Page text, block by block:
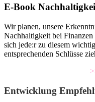
E-Book
Wir planen, unsere
Nachhaltigkeit bei
sich jede:r zu diesem
entsprechenden Schlüsse
Entwicklung